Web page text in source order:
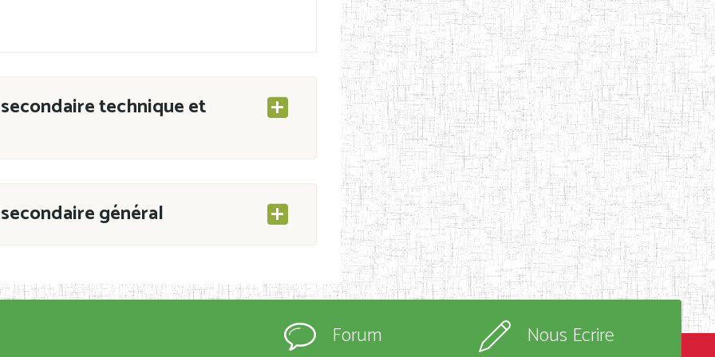
technique et
général
CAB du 21 mars 2011 portant ouverture
immatriculés et inscrits au
Forum Nous Ecrire